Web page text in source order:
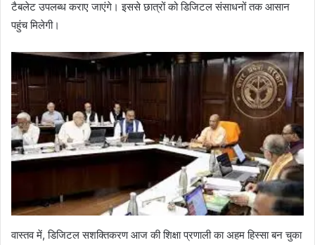
टैबलेट उपलब्ध कराए जाएंगे। इससे छात्रों को डिजिटल संसाधनों तक आसान
पहुंच मिलेगी।
वास्तव में, डिजिटल सशक्तिकरण आज की शिक्षा प्रणाली का अहम हिस्सा बन चुका